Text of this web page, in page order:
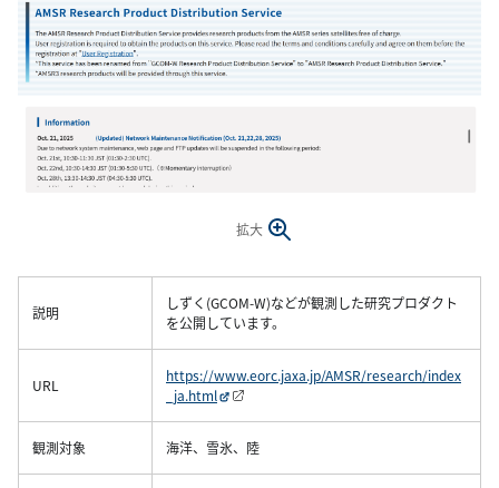
拡大
説明
しずく(GCOM-W)などが観測した研究プロダクト
を公開しています。
URL
https://www.eorc.jaxa.jp/AMSR/research/index
_ja.html
観測対象 海洋、雪氷、陸